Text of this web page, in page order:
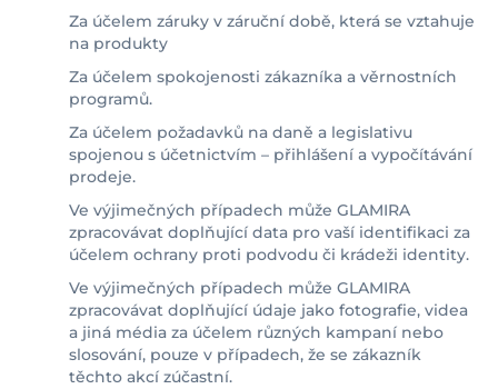
Za účelem záruky v záruční době, která se vztahuje
na produkty
Za účelem spokojenosti zákazníka a věrnostních
programů.
Za účelem požadavků na daně a legislativu
spojenou s účetnictvím – přihlášení a vypočítávání
prodeje.
Ve výjimečných případech může GLAMIRA
zpracovávat doplňující data pro vaší identifikaci za
účelem ochrany proti podvodu či krádeži identity.
Ve výjimečných případech může GLAMIRA
zpracovávat doplňující údaje jako fotografie, videa
a jiná média za účelem různých kampaní nebo
slosování, pouze v případech, že se zákazník
těchto akcí zúčastní.